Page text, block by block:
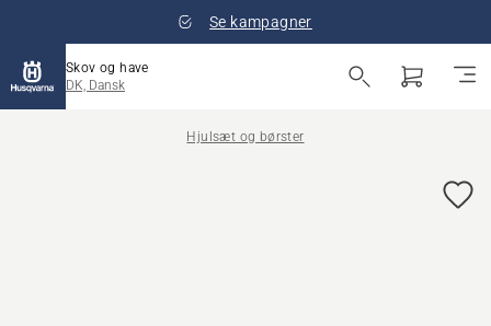
Se kampagner
Skov og have
DK, Dansk
Hjulsæt og børster